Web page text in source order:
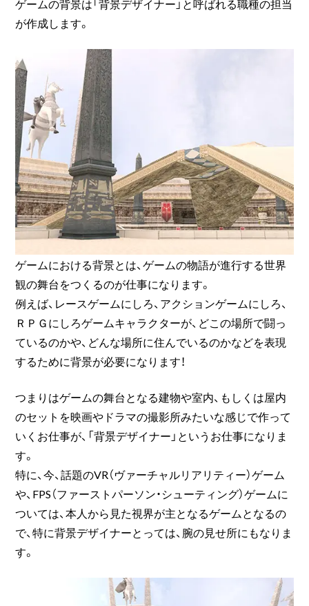
ゲームの背景は「背景デザイナー」と呼ばれる職種の担当
が作成します。
ゲームにおける背景とは、ゲームの物語が進行する世界
観の舞台をつくるのが仕事になります。
例えば、レースゲームにしろ、アクションゲームにしろ、
ＲＰＧにしろゲームキャラクターが、どこの場所で闘っ
ているのかや、どんな場所に住んでいるのかなどを表現
するために背景が必要になります！
つまりはゲームの舞台となる建物や室内、もしくは屋内
のセットを映画やドラマの撮影所みたいな感じで作って
いくお仕事が、「背景デザイナー」というお仕事になりま
す。
特に、今、話題のVR（ヴァーチャルリアリティー）ゲーム
や、FPS（ファーストパーソン・シューティング）ゲームに
ついては、本人から見た視界が主となるゲームとなるの
で、特に背景デザイナーとっては、腕の見せ所にもなりま
す。